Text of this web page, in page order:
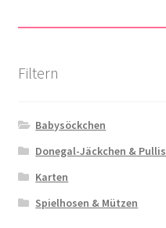
Filtern
Babysöckchen
Donegal-Jäckchen & Pullis
Karten
Spielhosen & Mützen